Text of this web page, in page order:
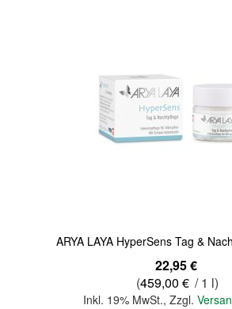
ARYA LAYA HyperSens Tag &
22,95 €
(459,00 € / 1 l)
Inkl. 19% MwSt., Zzgl.